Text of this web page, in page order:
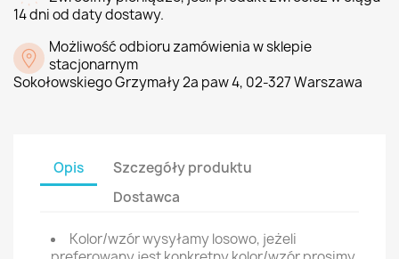
14 dni od daty dostawy.
Możliwość odbioru zamówienia w sklepie
stacjonarnym
Sokołowskiego Grzymały 2a paw 4, 02-327 Warszawa
Opis
Szczegóły produktu
Dostawca
Kolor/wzór wysyłamy losowo, jeżeli